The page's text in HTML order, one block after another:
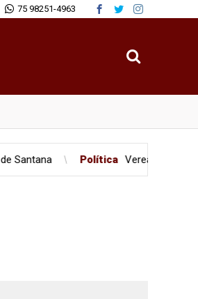
75 98251-4963
Política Vereadores são flagrados